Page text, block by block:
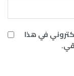
في هذا